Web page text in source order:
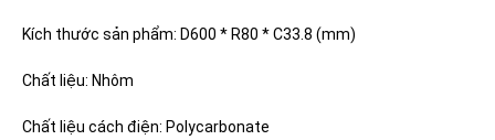
Kích thước sản phẩm: D600 * R80 * C33.8 (mm)
Chất liệu: Nhôm
Chất liệu cách điện: Polycarbonate